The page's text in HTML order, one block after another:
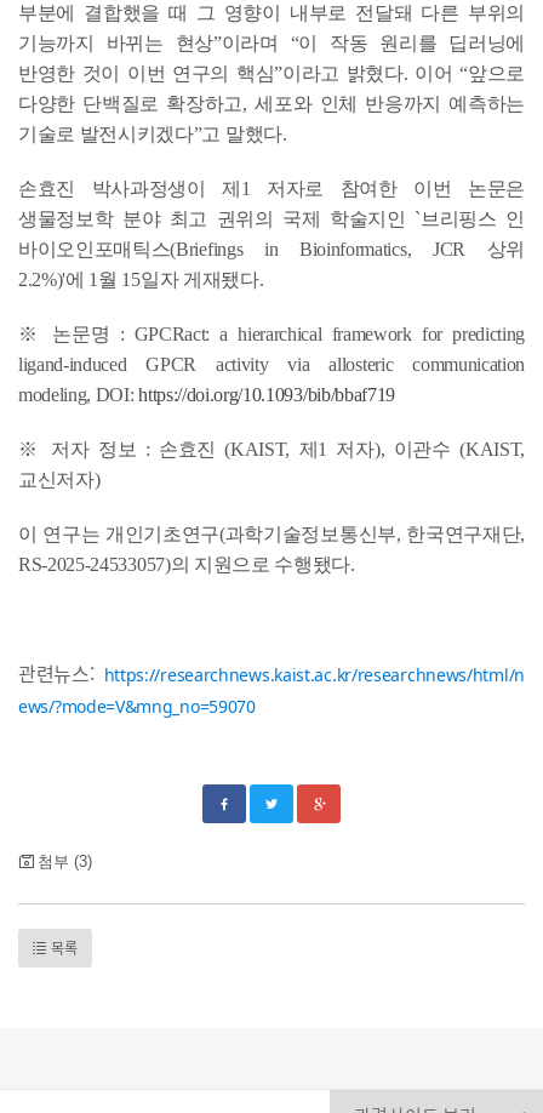
부분에 결합했을 때 그 영향이 내부로 전달돼 다른 부위의
기능까지 바뀌는 현상”이라며 “이 작동 원리를 딥러닝에
반영한 것이 이번 연구의 핵심”이라고 밝혔다. 이어 “앞으로
다양한 단백질로 확장하고, 세포와 인체 반응까지 예측하는
기술로 발전시키겠다”고 말했다.
손효진 박사과정생이 제1 저자로 참여한 이번 논문은
생물정보학 분야 최고 권위의 국제 학술지인 `브리핑스 인
바이오인포매틱스(Briefings in Bioinformatics, JCR 상위
2.2%)'에 1월 15일자 게재됐다.
※ 논문명 : GPCRact: a hierarchical framework for predicting
ligand-induced GPCR activity via allosteric communication
modeling, DOI:https://doi.org/10.1093/bib/bbaf719
※ 저자 정보 : 손효진 (KAIST, 제1 저자), 이관수 (KAIST,
교신저자)
이 연구는 개인기초연구(과학기술정보통신부, 한국연구재단,
RS-2025-24533057)의 지원으로 수행됐다.
관련뉴스: https://researchnews.kaist.ac.kr/researchnews/html/n
ews/?mode=V&mng_no=59070
첨부 (3)
목록